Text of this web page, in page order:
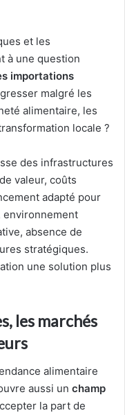
et les
à une question
importations
malgré les
alimentaire, les
locale ?
des infrastructures
valeur, coûts
adapté pour
environnement
absence de
stratégiques.
une solution plus
les marchés
alimentaire
aussi un champ
la part de